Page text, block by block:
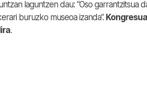
laguntzen dau: “Oso garrantzitsua
buruzko museoa izanda”.
.